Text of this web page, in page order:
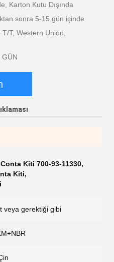
Karton Kutu Dışında
sonra 5-15 gün içinde
T, Western Union,
Kiti 700-93-11330,
Kiti,
veya gerektiği gibi